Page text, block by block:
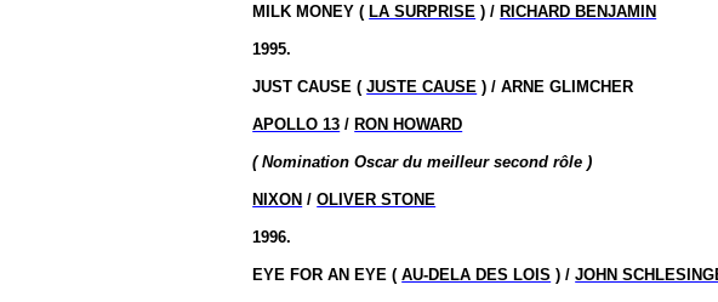
MILK MONEY ( LA SURPRISE ) / RICHARD BENJAMIN
1995.
JUST CAUSE (JUSTE CAUSE ) / ARNE GLIMCHER
APOLLO 13 / RON HOWARD
( Nomination Oscar du meilleur second rôle )
NIXON /OLIVER STONE
1996.
EYE FOR AN EYE (AU-DELA DES LOIS ) /JOHN